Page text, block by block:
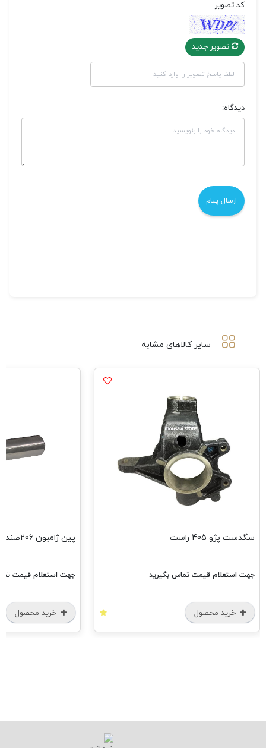
کد تصویر
تصویر جدید
دیدگاه:
سایر کالاهای مشابه
سگدست پژو 405 راست
جهت استعلام قیمت تماس بگیرید
خرید محصول
پین ژامبون 206صندوق دار دوگانه Araz
جهت استعلام قیمت
خرید محصول